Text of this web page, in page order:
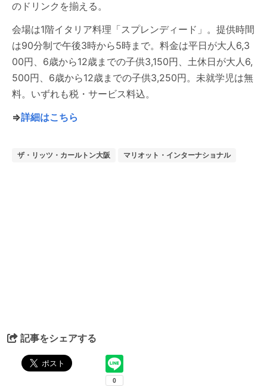
のドリンクを揃える。
会場は1階イタリア料理「スプレンディード」。提供時間
は90分制で午後3時から5時まで。料金は平日が大人6,3
00円、6歳から12歳までの子供3,150円、土休日が大人6,
500円、6歳から12歳までの子供3,250円。未就学児は無
料。いずれも税・サービス料込。
⇒詳細はこちら
ザ・リッツ・カールトン大阪 マリオット・インターナショナル
記事をシェアする